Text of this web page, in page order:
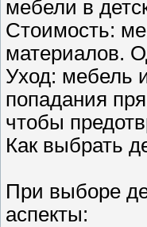
мебели в
Стоимость:
материалов.
Уход: мебель
попадания
чтобы
Как выбрать
При выборе
аспекты: